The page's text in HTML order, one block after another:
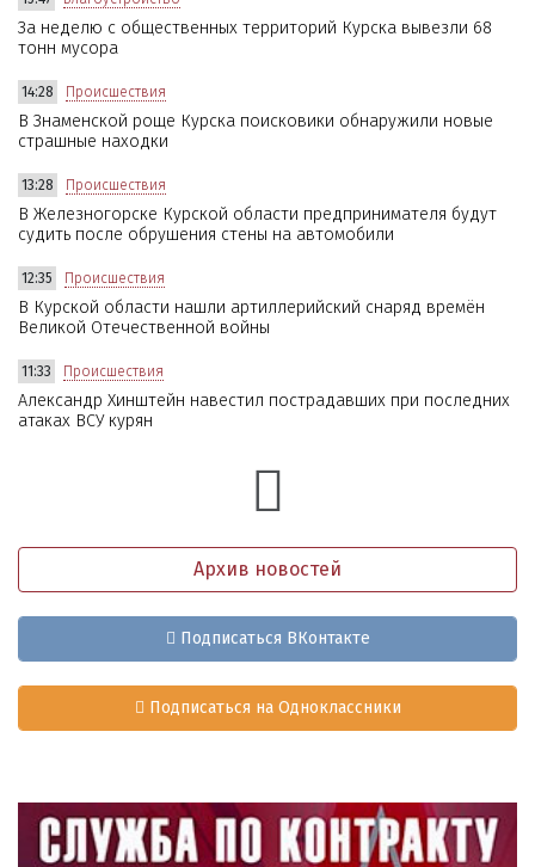
За неделю с общественных территорий Курска вывезли 68
тонн мусора
14:28 Происшествия
В Знаменской роще Курска поисковики обнаружили новые
страшные находки
13:28 Происшествия
В Железногорске Курской области предпринимателя будут
судить после обрушения стены на автомобили
12:35 Происшествия
В Курской области нашли артиллерийский снаряд времён
Великой Отечественной войны
11:33 Происшествия
Александр Хинштейн навестил пострадавших при последних
атаках ВСУ курян
Архив новостей
Подписаться ВКонтакте
Подписаться на Одноклассники